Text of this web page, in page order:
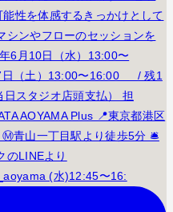
(水)12:45〜16: